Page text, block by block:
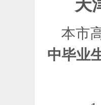
天
本市
中毕业